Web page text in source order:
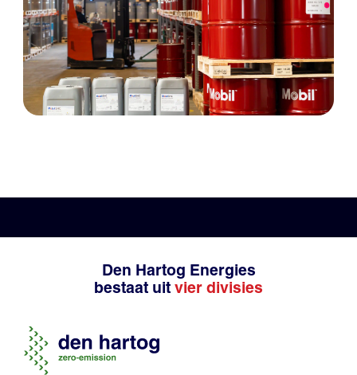
Den Hartog Energies
bestaat uit vier divisies